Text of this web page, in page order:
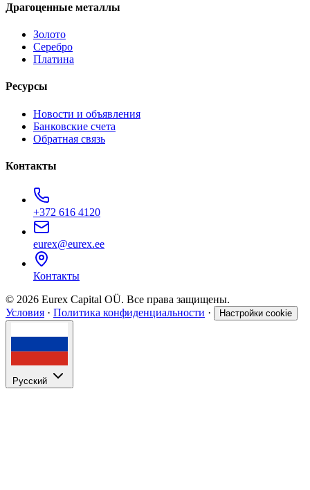
Драгоценные металлы
Золото
Серебро
Платина
Ресурсы
Новости и объявления
Банковские счета
Обратная связь
Контакты
+372 616 4120
eurex@eurex.ee
Контакты
© 2026 Eurex Capital OÜ. Все права защищены.
Условия · Политика конфиденциальности · Настройки cookie
Русский